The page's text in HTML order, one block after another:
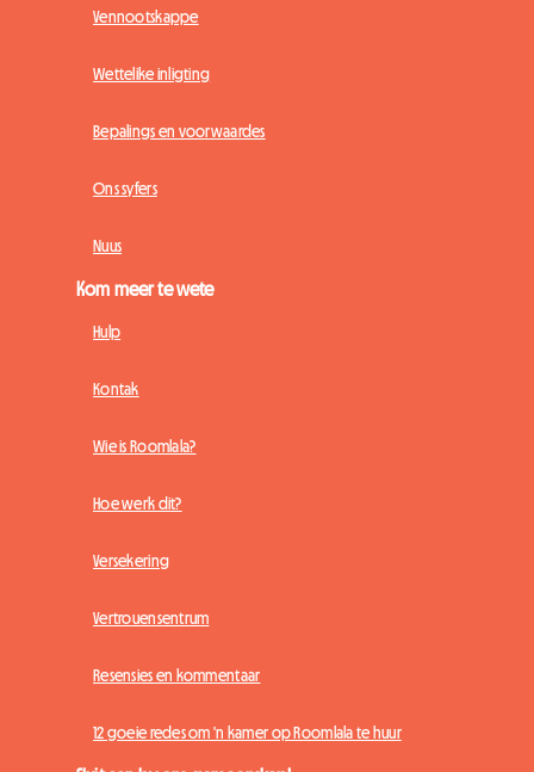
Vennootskappe
Wettelike inligting
Bepalings en voorwaardes
Ons syfers
Nuus
Kom meer te wete
Hulp
Kontak
Wie is Roomlala?
Hoe werk dit?
Versekering
Vertrouensentrum
Resensies en kommentaar
12 goeie redes om 'n kamer op Roomlala te huur